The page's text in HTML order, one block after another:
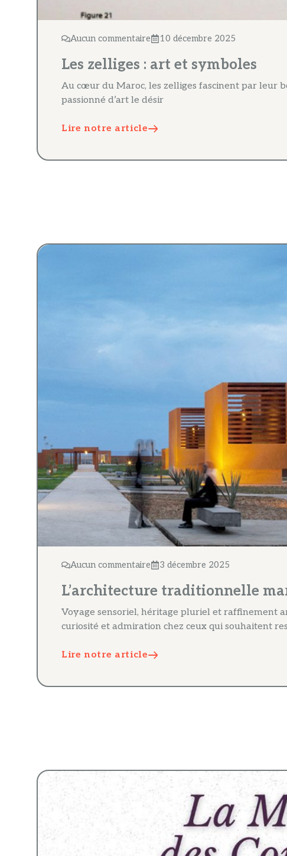
Aucun commentaire 10 décembre 2025
Les zelliges : art et symboles
Au cœur du Maroc, les zelliges fascinent par leur
passionné d’art le désir
Lire notre article
Aucun commentaire 3 décembre 2025
L’architecture traditionnelle
Voyage sensoriel, héritage pluriel et raffinement
curiosité et admiration chez ceux qui souhaitent
Lire notre article